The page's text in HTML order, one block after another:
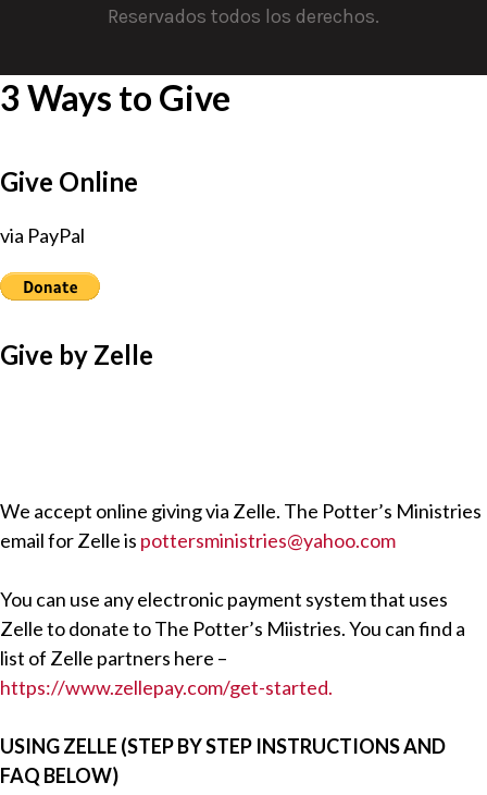
Reservados todos los derechos.
3 Ways to Give
Give Online
via PayPal
Give by Zelle
We accept online giving via Zelle. The Potter’s Ministries
email for Zelle is pottersministries@yahoo.com
You can use any electronic payment system that uses
Zelle to donate to The Potter’s Miistries. You can find a
list of Zelle partners here –
https://www.zellepay.com/get-started.
USING ZELLE (STEP BY STEP INSTRUCTIONS AND
FAQ BELOW)